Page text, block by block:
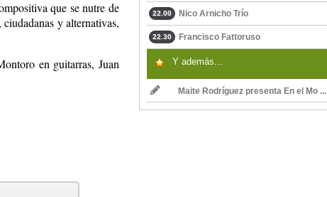
que se nutre de
y alternativas,
en guitarras, Juan
22.00 Nico Arnicho Trío
22.30 Francisco Fattoruso
Y además...
Maite Rodríguez presenta En el Mo ...